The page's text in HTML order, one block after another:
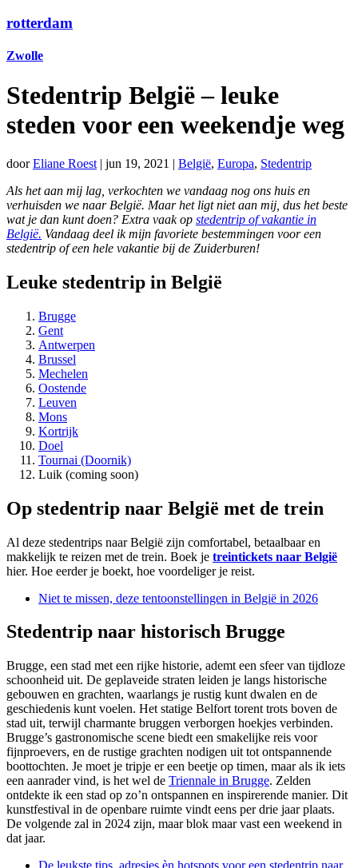
rotterdam
Zwolle
Stedentrip België – leuke
steden voor een weekendje weg
doorEliane Roest | jun 19, 2021 | België, Europa, Stedentrip
Als het aan mij lag, verkochten we vandaag nog ons huis en
verhuisden we naar België. Maar het ligt niet aan mij, dus het beste
wat je dan kunt doen? Extra vaak op stedentrip of vakantie in
België. Vandaag deel ik mijn favoriete bestemmingen voor een
stedentrip of een hele vakantie bij de Zuiderburen!
Leuke stedentrip in België
Brugge
Gent
Antwerpen
Brussel
Mechelen
Oostende
Leuven
Mons
Kortrijk
Doel
Tournai (Doornik)
Luik (coming soon)
Op stedentrip naar België met de trein
Al deze stedentrips naar België zijn comfortabel, betaalbaar en
makkelijk te reizen met de trein. Boek je treintickets naar België
hier. Hoe eerder je boekt, hoe voordeliger je reist.
Niet te missen, deze tentoonstellingen in België in 2026
Stedentrip naar historisch Brugge
Brugge, een stad met een rijke historie, ademt een sfeer van tijdloze
schoonheid uit. De geplaveide straten leiden je langs historische
gebouwen en grachten, waarlangs je rustig kunt dwalen en de
geschiedenis kunt voelen. Het statige Belfort torent trots boven de
stad uit, terwijl charmante bruggen verborgen hoekjes verbinden.
Brugge’s gastronomische scene biedt een smakelijke reis voor
fijnproevers, en de rustige grachten nodigen uit tot ontspannende
boottochten. Je moet je tripje er een beetje op timen, maar als ik iets
een aanrader vind, is het wel de Triennale in Brugge. Zelden
ontdekte ik een stad op zo’n ontspannen en inspirerende manier. Dit
kunstfestival in de openbare ruimte vindt eens per drie jaar plaats.
De volgende zal in 2024 zijn, maar blok maar vast een weekend in
dat jaar.